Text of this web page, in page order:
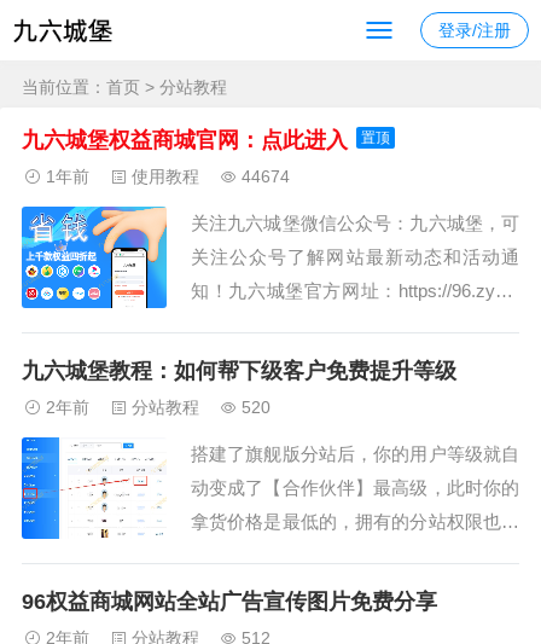
登录/注册
当前位置： 首页 > 分站教程
九六城堡权益商城官网：点此进入 置顶
1年前 使用教程 44674
关注九六城堡微信公众号：九六城堡，可
关注公众号了解网站最新动态和活动通
知！九六城堡官方网址：https://96.zybk.
信号：jiaxia96，联系QQ：32994711网站
读、交通出行、阅...
九六城堡教程：如何帮下级客户免费提升等级
2年前 分站教程 520
搭建了旗舰版分站后，你的用户等级就自
动变成了【合作伙伴】最高级，此时你的
拿货价格是最低的，拥有的分站权限也是
客户提升等级。【可以配合这个教程：分
96权益商城网站全站广告宣传图片免费分享
2年前 分站教程 512